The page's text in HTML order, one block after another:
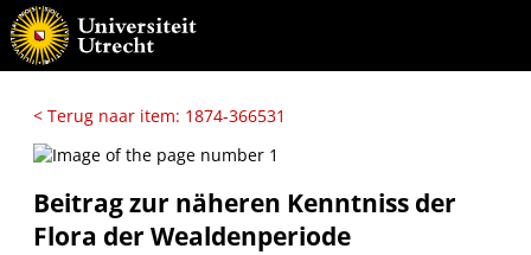
< Terug naar item: 1874-366531
Beitrag zur näheren Kenntniss der
Flora der Wealdenperiode